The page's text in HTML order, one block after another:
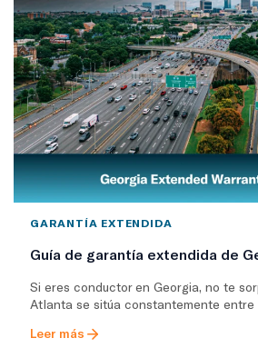
GARANTÍA EXTENDIDA
Guía de garantía extendida de
Si eres conductor en Georgia, no te
Atlanta se sitúa constantemente entre
Leer más